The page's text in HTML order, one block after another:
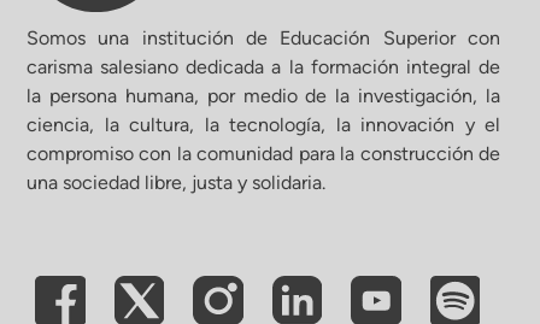
Somos una institución de Educación Superior con
carisma salesiano dedicada a la formación integral de
la persona humana, por medio de la investigación, la
ciencia, la cultura, la tecnología, la innovación y el
compromiso con la comunidad para la construcción de
una sociedad libre, justa y solidaria.